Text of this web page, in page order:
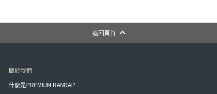
返回頁首
關於我們
什麼是PREMIUM BANDAI?